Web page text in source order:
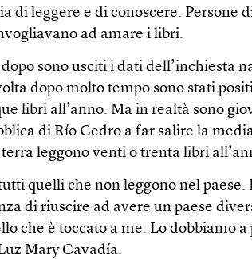
di leggere e di conoscere. Persone
ad amare i libri.
sono usciti i dati dell’inchiesta
dopo molto tempo sono stati
libri all’anno. Ma in realtà sono
di Río Cedro a far salire la
leggono venti o trenta libri
quelli che non leggono nel paese.
di riuscire ad avere un paese
che è toccato a me. Lo dobbiamo
Mary Cavadía.